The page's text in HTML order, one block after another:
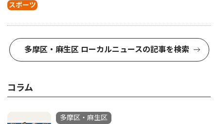
スポーツ
多摩区・麻生区 ローカルニュースの記事を検索
コラム
多摩区・麻生区